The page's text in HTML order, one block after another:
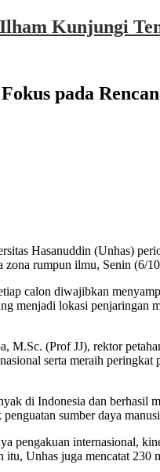
Kunjungi
pada
Hasanuddin (Unhas)
rumpun ilmu, Senin (6/
calon diwajibkan
menjadi lokasi penjaringan
(Prof JJ), rektor
serta meraih
di Indonesia dan
sumber daya
pengakuan internasional,
Unhas juga mencatat